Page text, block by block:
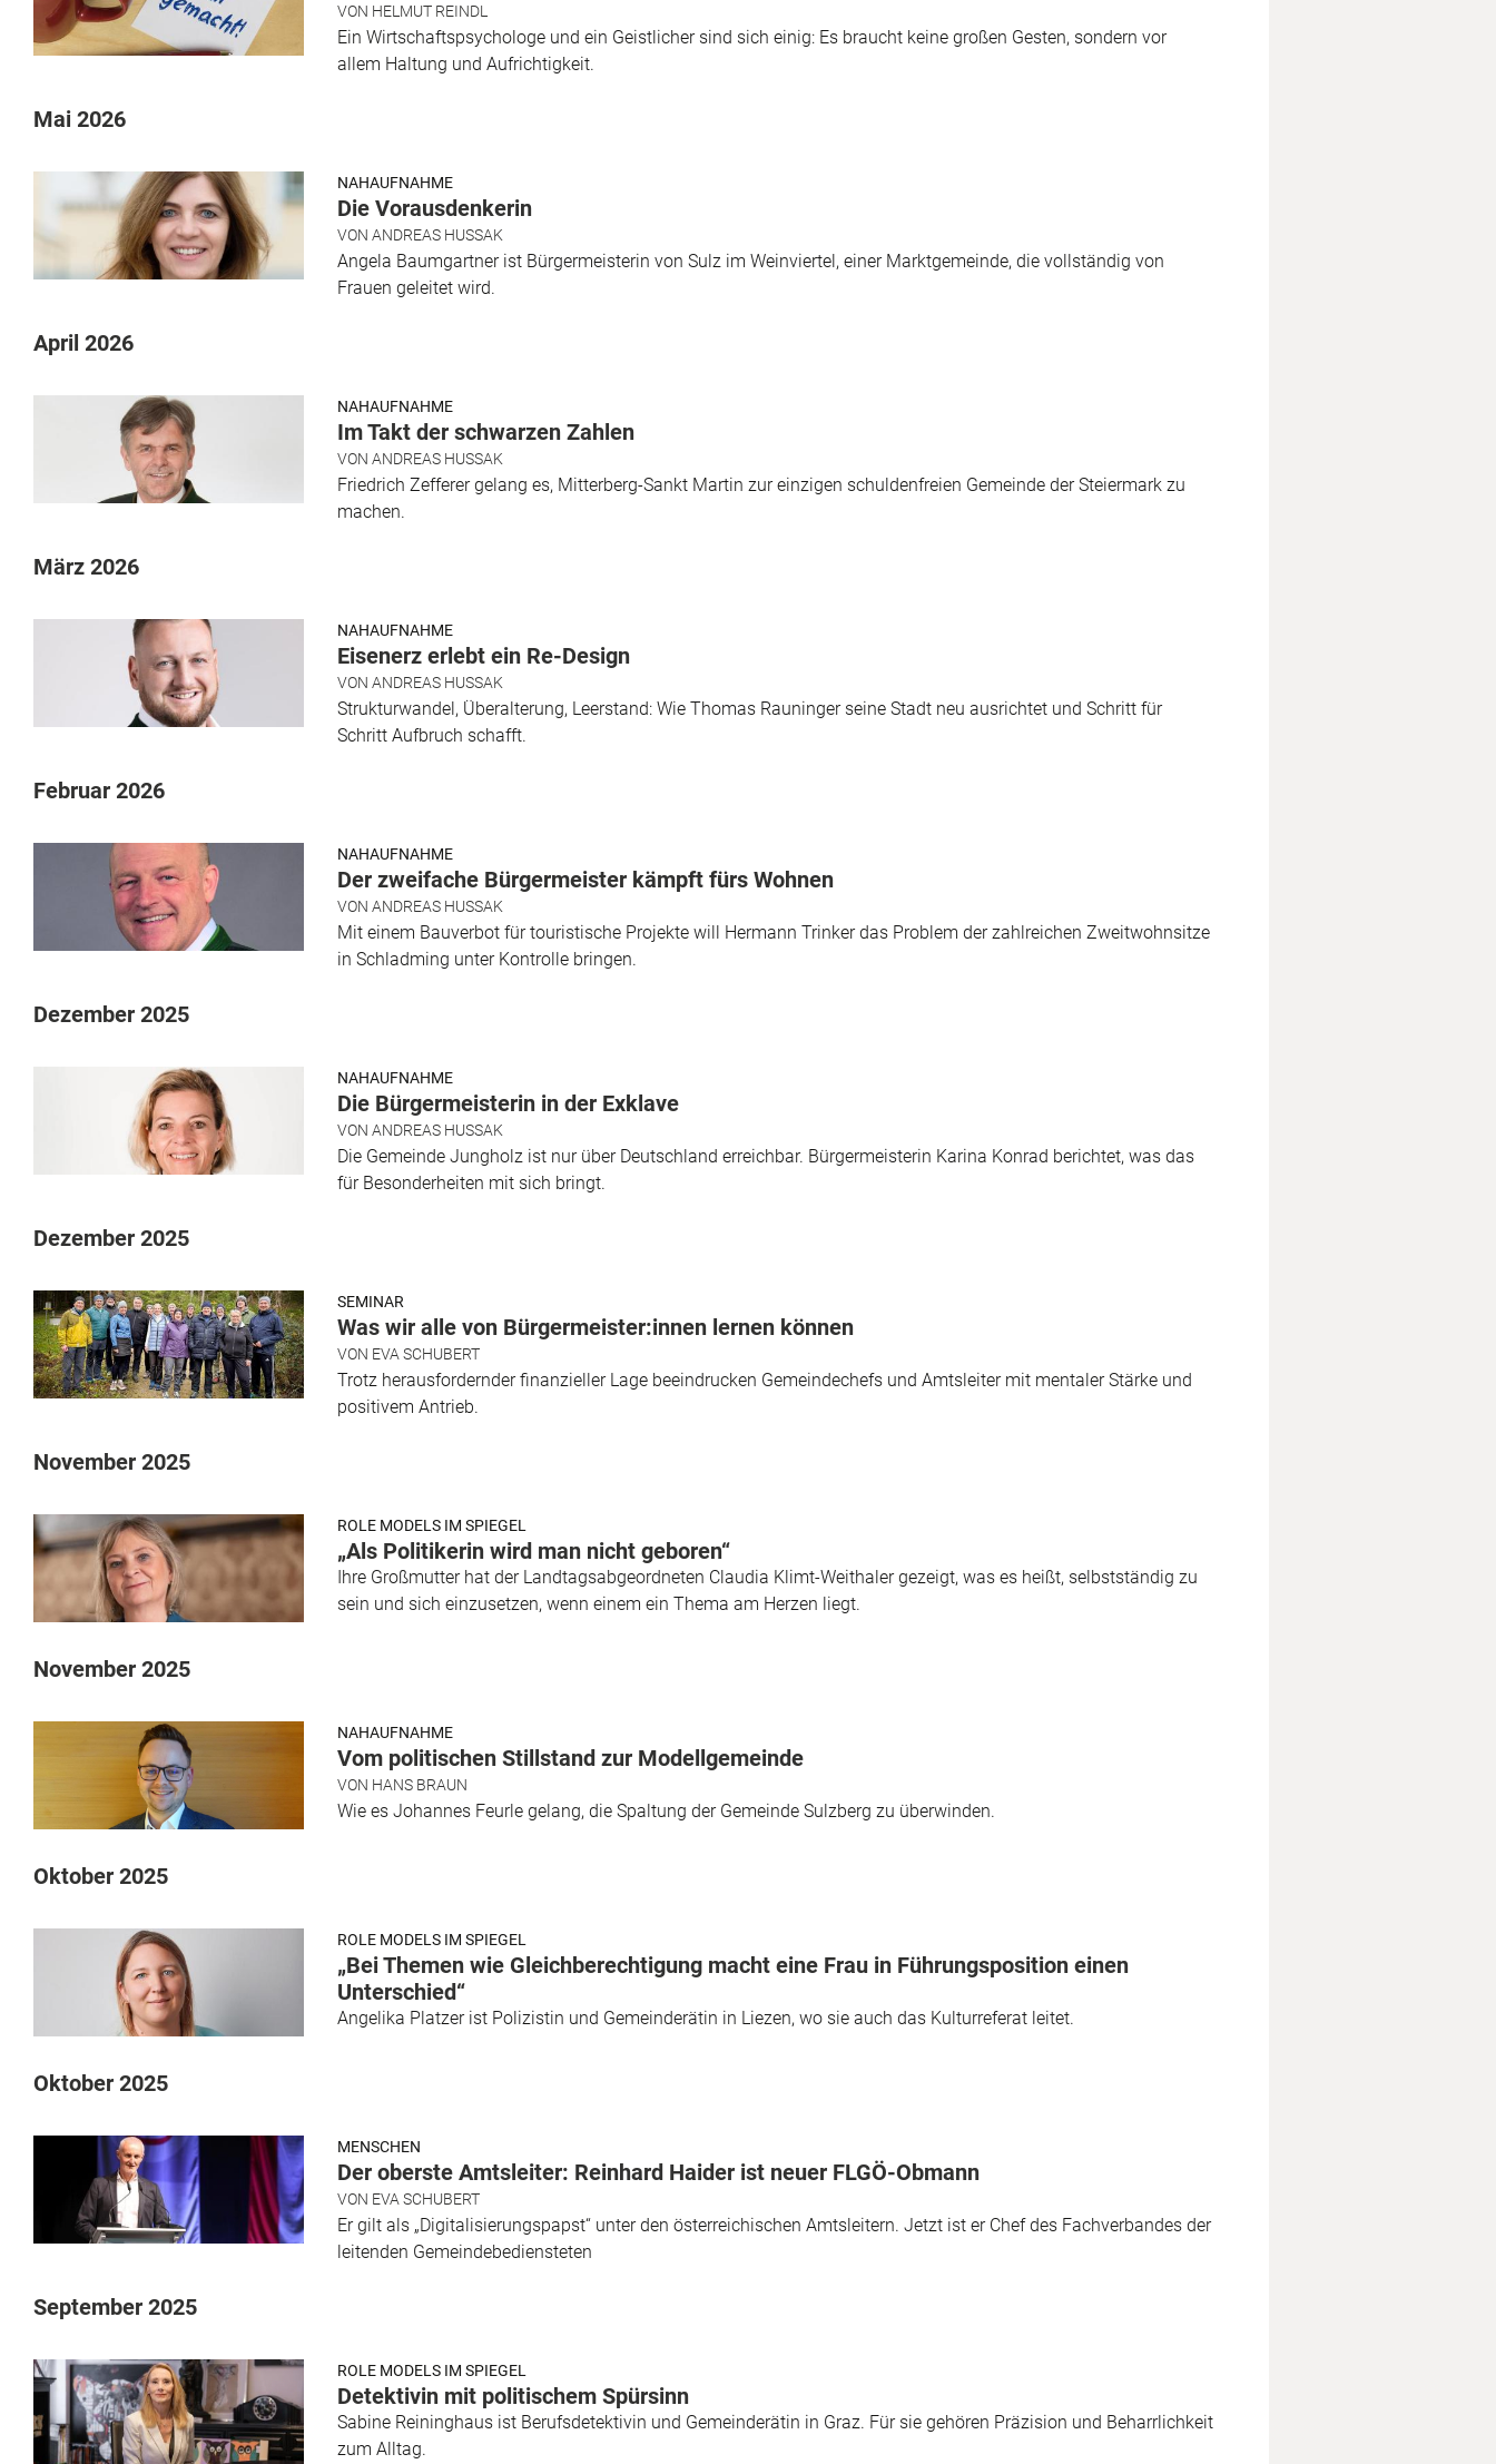
VON HELMUT REINDL
Ein Wirtschaftspsychologe und ein Geistlicher sind sich einig: Es braucht keine großen Gesten, sondern vor
allem Haltung und Aufrichtigkeit.
Mai 2026
NAHAUFNAHME
Die Vorausdenkerin
VON ANDREAS HUSSAK
Angela Baumgartner ist Bürgermeisterin von Sulz im Weinviertel, einer Marktgemeinde, die vollständig von
Frauen geleitet wird.
April 2026
NAHAUFNAHME
Im Takt der schwarzen Zahlen
VON ANDREAS HUSSAK
Friedrich Zefferer gelang es, Mitterberg-Sankt Martin zur einzigen schuldenfreien Gemeinde der Steiermark zu
machen.
März 2026
NAHAUFNAHME
Eisenerz erlebt ein Re-Design
VON ANDREAS HUSSAK
Strukturwandel, Überalterung, Leerstand: Wie Thomas Rauninger seine Stadt neu ausrichtet und Schritt für
Schritt Aufbruch schafft.
Februar 2026
NAHAUFNAHME
Der zweifache Bürgermeister kämpft fürs Wohnen
VON ANDREAS HUSSAK
Mit einem Bauverbot für touristische Projekte will Hermann Trinker das Problem der zahlreichen Zweitwohnsitze
in Schladming unter Kontrolle bringen.
Dezember 2025
NAHAUFNAHME
Die Bürgermeisterin in der Exklave
VON ANDREAS HUSSAK
Die Gemeinde Jungholz ist nur über Deutschland erreichbar. Bürgermeisterin Karina Konrad berichtet, was das
für Besonderheiten mit sich bringt.
Dezember 2025
SEMINAR
Was wir alle von Bürgermeister:innen lernen können
VON EVA SCHUBERT
Trotz herausfordernder finanzieller Lage beeindrucken Gemeindechefs und Amtsleiter mit mentaler Stärke und
positivem Antrieb.
November 2025
ROLE MODELS IM SPIEGEL
„Als Politikerin wird man nicht geboren“
Ihre Großmutter hat der Landtagsabgeordneten Claudia Klimt-Weithaler gezeigt, was es heißt, selbstständig zu
sein und sich einzusetzen, wenn einem ein Thema am Herzen liegt.
November 2025
NAHAUFNAHME
Vom politischen Stillstand zur Modellgemeinde
VON HANS BRAUN
Wie es Johannes Feurle gelang, die Spaltung der Gemeinde Sulzberg zu überwinden.
Oktober 2025
ROLE MODELS IM SPIEGEL
„Bei Themen wie Gleichberechtigung macht eine Frau in Führungsposition einen
Unterschied“
Angelika Platzer ist Polizistin und Gemeinderätin in Liezen, wo sie auch das Kulturreferat leitet.
Oktober 2025
MENSCHEN
Der oberste Amtsleiter: Reinhard Haider ist neuer FLGÖ-Obmann
VON EVA SCHUBERT
Er gilt als „Digitalisierungspapst“ unter den österreichischen Amtsleitern. Jetzt ist er Chef des Fachverbandes der
leitenden Gemeindebediensteten
September 2025
ROLE MODELS IM SPIEGEL
Detektivin mit politischem Spürsinn
Sabine Reininghaus ist Berufsdetektivin und Gemeinderätin in Graz. Für sie gehören Präzision und Beharrlichkeit
zum Alltag.